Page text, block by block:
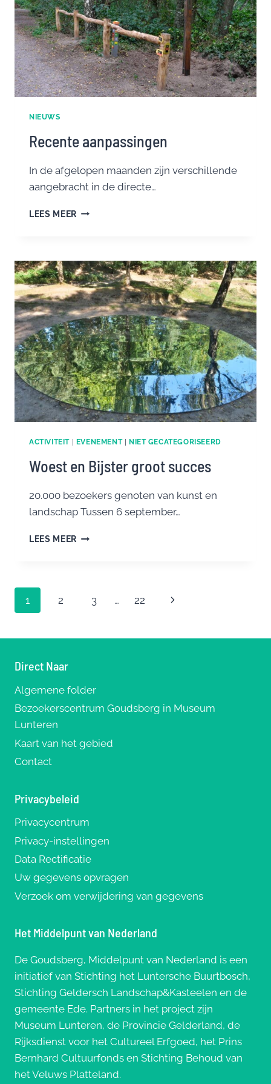
NIEUWS
Recente aanpassingen
In de afgelopen maanden zijn verschillende
aangebracht in de directe…
LEES MEER RECENTE
ACTIVITEIT| EVENEMENT| NIET GECATEGORISEERD
Woest en Bijster groot succes
20.000 bezoekers genoten van kunst en
landschap Tussen 6 september…
LEES MEER WOEST
Paginanavigatie
1 2 3 … 22
Volgende
Direct Naar
Algemene folder
Bezoekerscentrum Goudsberg in Museum
Lunteren
Kaart van het gebied
Contact
Privacybeleid
Privacycentrum
Privacy-instellingen
Data Rectificatie
Uw gegevens opvragen
Verzoek om verwijdering van gegevens
Het Middelpunt van Nederland
De Goudsberg, Middelpunt van Nederland is een
initiatief van Stichting het Luntersche Buurtbosch,
Stichting Geldersch Landschap&Kasteelen en de
gemeente Ede. Partners in het project zijn
Museum Lunteren, de Provincie Gelderland, de
Rijksdienst voor het Cultureel Erfgoed, het Prins
Bernhard Cultuurfonds en Stichting Behoud van
het Veluws Platteland.